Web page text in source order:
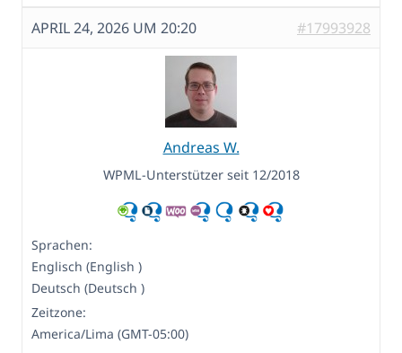
APRIL 24, 2026 UM 20:20 #17993928
Andreas W.
WPML-Unterstützer seit 12/2018
Sprachen:
Englisch (English )
Deutsch (Deutsch )
Zeitzone:
America/Lima (GMT-05:00)